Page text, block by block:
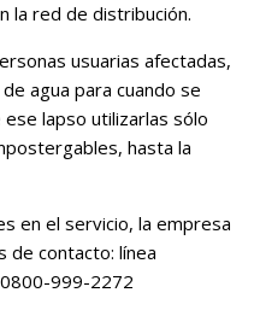
la red de distribución.
usuarias afectadas,
agua para cuando se
lapso utilizarlas sólo
hasta la
en el servicio, la empresa
de contacto: línea
999-2272